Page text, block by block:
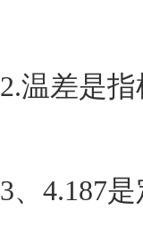
2.温差是
3、4.187